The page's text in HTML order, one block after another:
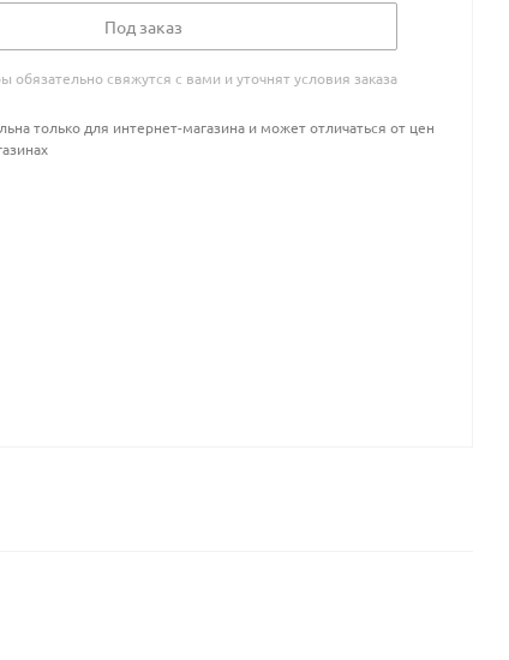
Под заказ
свяжутся с вами и уточнят условия заказа
только для интернет-магазина и может отличаться от цен